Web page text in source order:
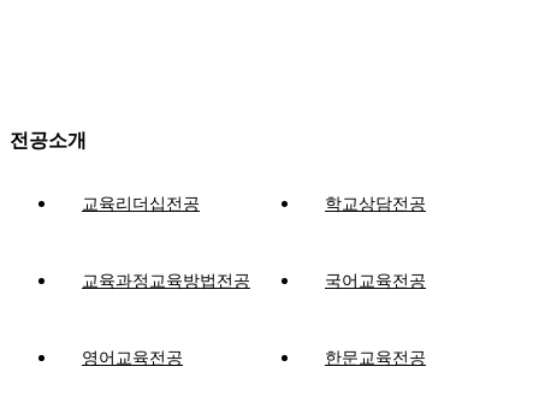
전공소개
교육리더십전공 학교상담전공
교육과정교육방법전공 국어교육전공
영어교육전공 한문교육전공